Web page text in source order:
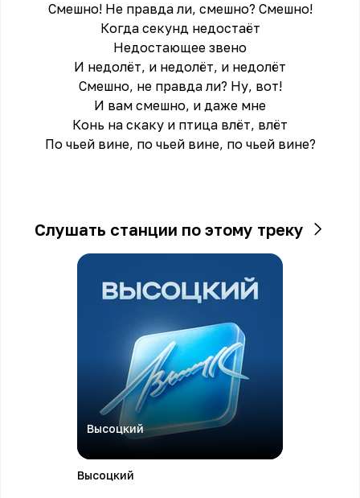
Смешно! Не правда ли, смешно? Смешно!
Когда секунд недостаёт
Недостающее звено
И недолёт, и недолёт, и недолёт
Смешно, не правда ли? Ну, вот!
И вам смешно, и даже мне
Конь на скаку и птица влёт, влёт
По чьей вине, по чьей вине, по чьей вине?
Слушать станции по этому треку
Высоцкий
Высоцкий